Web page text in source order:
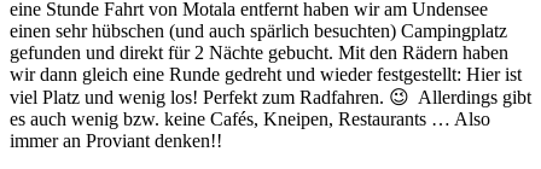
eine Stunde Fahrt von Motala entfernt haben wir am Undensee
einen sehr hübschen (und auch spärlich besuchten) Campingplatz
gefunden und direkt für 2 Nächte gebucht. Mit den Rädern haben
wir dann gleich eine Runde gedreht und wieder festgestellt: Hier ist
viel Platz und wenig los! Perfekt zum Radfahren. 😉 Allerdings gibt
es auch wenig bzw. keine Cafés, Kneipen, Restaurants … Also
immer an Proviant denken!!